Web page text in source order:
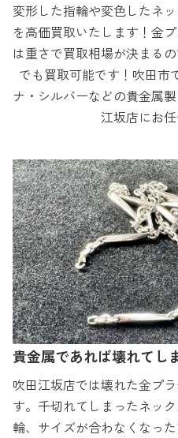
変形した指輪や変色したネ
を高価買取いたします！金
は重さで買取相場が決まる
でも買取可能です！吹田市
ナ・シルバーなどの貴金属
江坂店にお
貴金属であれば壊れてし
吹田江坂店では壊れた金プ
す。千切れてしまったネッ
輪、サイズが合わなくなっ